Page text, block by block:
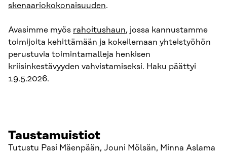
skenaariokokonaisuuden.
Avasimme myös rahoitushaun, jossa kannustamme
toimijoita kehittämään ja kokeilemaan yhteistyöhön
perustuvia toimintamalleja henkisen
kriisinkestävyyden vahvistamiseksi. Haku päättyi
19.5.2026.
Taustamuistiot
Tutustu Pasi Mäenpään, Jouni Mölsän, Minna Aslama